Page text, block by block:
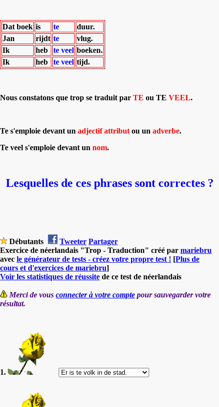
Dat boek is te
duur.
Jan
rijdt te
vlug.
Ik
heb te veel boeken.
Ik
heb te veel tijd.
Nous constatons que trop se traduit par TE ou TE VEEL.
Te s'emploie devant un adjectif attribut ou un adverbe.
Te veel s'emploie devant un nom.
Lesquelles de ces phrases sont correctes ?
Débutants Tweeter Partager
Exercice de néerlandais "Trop - Traduction" créé par mariebru
avec le générateur de tests - créez votre propre test ! [Plus de
cours et d'exercices de mariebru]
Voir les statistiques de réussite de ce test de néerlandais
Merci de vous connecter à votre compte pour sauvegarder votre
résultat.
1.